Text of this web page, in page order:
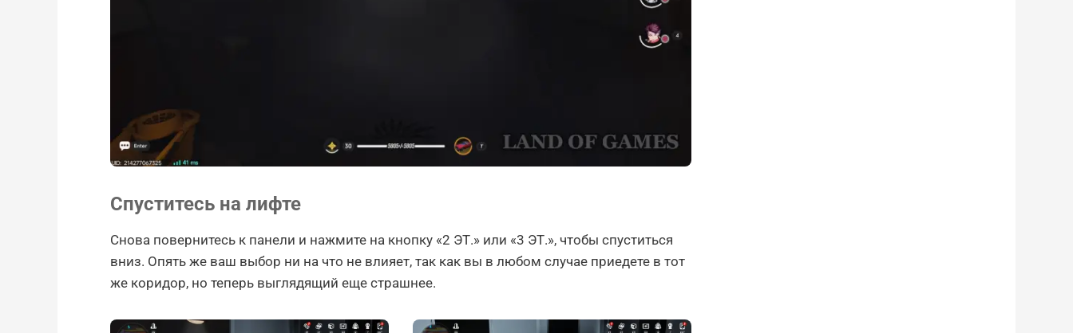
Спуститесь на лифте
Снова повернитесь к панели и нажмите на кнопку «2 ЭТ.» или «3 ЭТ.», чтобы спуститься
вниз. Опять же ваш выбор ни на что не влияет, так как вы в любом случае приедете в тот
же коридор, но теперь выглядящий еще страшнее.